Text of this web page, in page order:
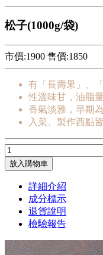
松子(1000g/袋)
市價:1900 售價:1850
有「長壽果」、
性溫味甘，油脂
香氣淡雅，早期
入菜、製作西點
放入購物車
詳細介紹
成分標示
退貨說明
檢驗報告